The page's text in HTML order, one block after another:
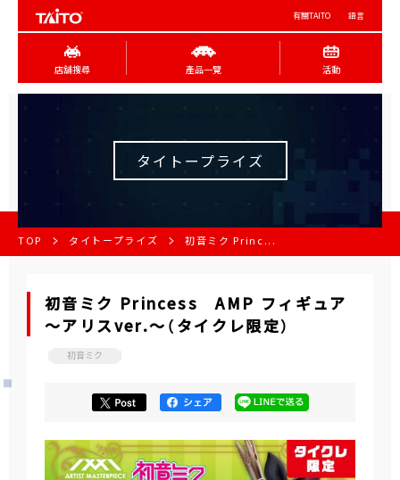
有關TAITO 語言
店舖搜尋 產品一覽 活動
タイトープライズ
TOP タイトープライズ 初音ミク Princ...
初音ミク Princess AMP フィギュア
～アリスver.～（タイクレ限定）
初音ミク